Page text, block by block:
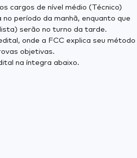
cargos de nível médio (Técnico)
período da manhã, enquanto que
serão no turno da tarde.
onde a FCC explica seu método
objetivas.
na íntegra abaixo.